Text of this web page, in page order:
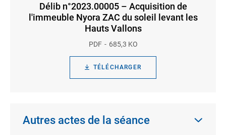
Délib n°2023.00005 – Acquisition de
l'immeuble Nyora ZAC du soleil levant les
Hauts Vallons
PDF 685,3 KO
TÉLÉCHARGER
Autres actes de la séance